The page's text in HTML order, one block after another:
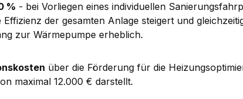
% - bei Vorliegen eines individuellen
der gesamten Anlage steigert und
zur Wärmepumpe erheblich.
über die Förderung für die
maximal 12.000 € darstellt.